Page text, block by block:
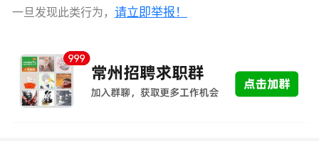
一旦发现此类行为， 请立即举报！